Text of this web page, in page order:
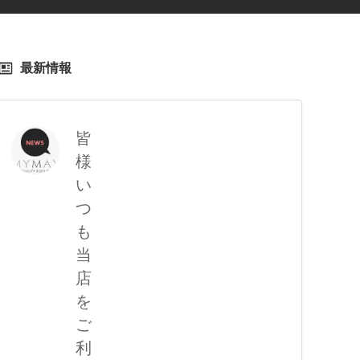
最新情報
皆
様
い
つ
も
当
店
を
ご
利